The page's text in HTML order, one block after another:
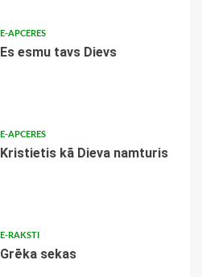
E-APCERES
Es esmu tavs Dievs
E-APCERES
Kristietis kā Dieva namturis
E-RAKSTI
Grēka sekas